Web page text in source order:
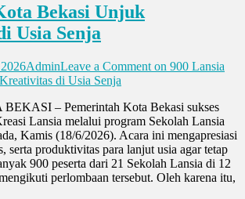
Bekasi Unjuk
Usia Senja
AdminLeave a Comment on 900 Lansia
di Usia Senja
– Pemerintah Kota Bekasi sukses
Lansia melalui program Sekolah Lansia
Kamis (18/6/2026). Acara ini mengapresiasi
serta produktivitas para lanjut usia agar tetap
900 peserta dari 21 Sekolah Lansia di 12
perlombaan tersebut. Oleh karena itu,